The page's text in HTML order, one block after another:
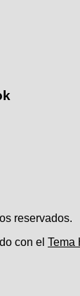
reservados.
con el Tema